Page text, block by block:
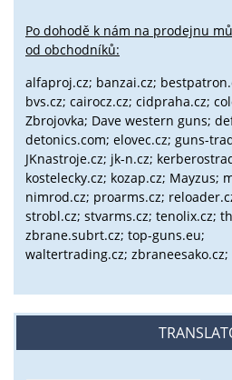
Po dohodě k nám na prodejnu
od obchodníků:
alfaproj.cz; banzai.cz;
bvs.cz; cairocz.cz; cidpraha.cz;
Zbrojovka; Dave western guns;
detonics.com; elovec.cz; guns-
JKnastroje.cz; jk-n.cz;
kostelecky.cz; kozap.cz; Mayzus;
nimrod.cz; proarms.cz;
strobl.cz; stvarms.cz; tenolix.cz;
zbrane.subrt.cz; top-guns.eu;
waltertrading.cz; zbraneesako.cz;